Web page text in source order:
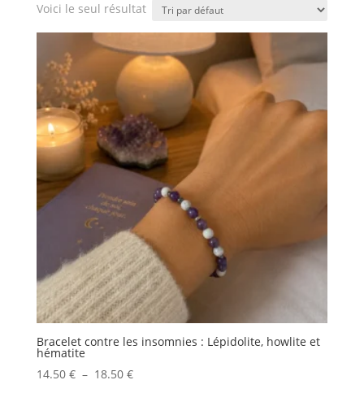
Voici le seul résultat
Bracelet contre les insomnies : Lépidolite, howlite et
hématite
14.50 € – 18.50 €Plage